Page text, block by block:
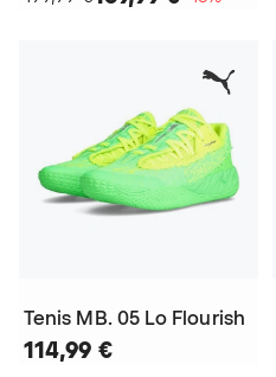
Tenis MB. 05 Lo Flourish
114,99 €